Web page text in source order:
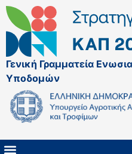
Γενική Γραμματεία
Υποδομών